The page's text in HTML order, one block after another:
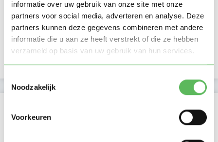
informatie over uw gebruik van onze site met onze
partners voor social media, adverteren en analyse. Deze
partners kunnen deze gegevens combineren met andere
informatie die u aan ze heeft verstrekt of die ze hebben
verzameld op basis van uw gebruik van hun services.
Noodzakelijk
Voorkeuren
Ma
Ochtend
Middag
Namiddag
Nacht
NIEUW
18-05-2026